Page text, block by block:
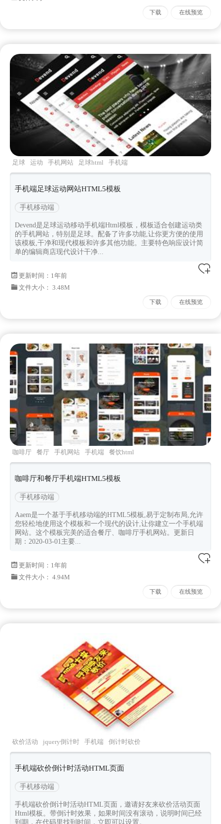
下载 在线预览
足球 运动 手机网站 足球html 手机端
手机端足球运动网站HTML5模板
手机移动端
Devend是足球运动移动手机端Html模板，模板适合创建运动类
的手机网站，特别是足球。配备了许多功能,让你更方便的使用
该模板,干净和现代模板和许多其他功能。主要特色响应设计简
单的编辑商店现代设计干净...
更新时间： 1年前
文件大小： 3.48M
下载 在线预览
咖啡厅 餐厅 手机网站 手机端 餐饮html
咖啡厅和餐厅手机端HTML5模板
手机移动端
Aaem是一个基于手机移动端的HTML5模板,易于定制布局,允许
您轻松地使用这个模板和一个现代的设计,让你建立一个手机端
网站。这个模板完美的适合餐厅、咖啡厅手机网站。更新日
期：2020-03-01主要...
更新时间： 1年前
文件大小： 4.94M
下载 在线预览
砍价活动 jquery倒计时 手机端 倒计时砍价
手机端砍价倒计时活动HTML页面
手机移动端
手机端砍价倒计时活动HTML页面，邀请好友来砍价活动页面
Html模板。带倒计时效果，如果时间没有滚动，说明时间已经
到期，在代码里找到时间，立即可以设置。